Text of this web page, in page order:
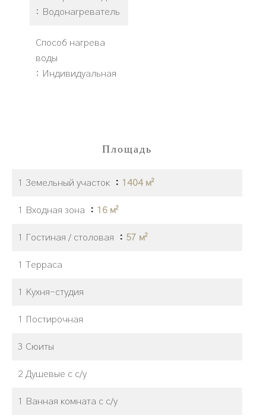
Водонагреватель
Способ нагрева
воды
Индивидуальная
Площадь
1 Земельный участок 1404 м²
1 Входная зона 16 м²
1 Гостиная / столовая 57 м²
1 Терраса
1 Кухня-студия
1 Постирочная
3 Сюиты
2 Душевые с с/у
1 Ванная комната с с/у